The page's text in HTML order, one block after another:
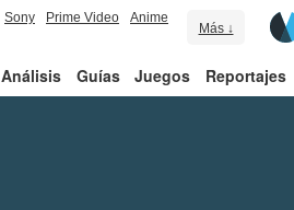
Sony Prime Video Anime
Más ↓
Análisis Guías Juegos Reportajes